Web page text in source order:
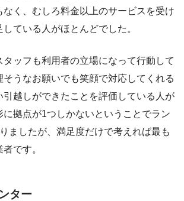
なく、むしろ料金以上のサービスを受け
ている人がほとんどでした。
ッフも利用者の立場になって行動して
そうなお願いでも笑顔で対応してくれる
引越しができたことを評価している人が
に拠点が1つしかないということでラン
ましたが、満足度だけで考えれば最も
です。
ター